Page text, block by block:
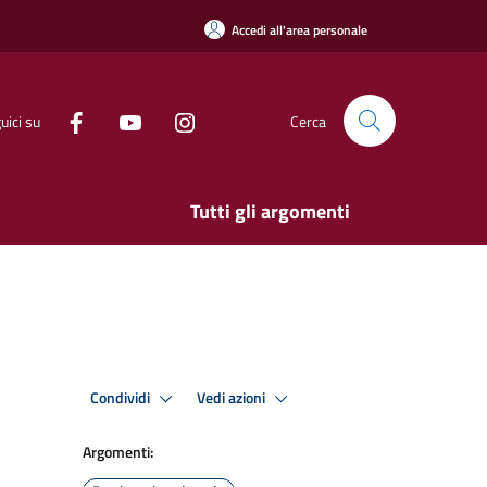
Accedi all'area personale
su Cerca
Tutti gli argomenti
Condividi Vedi azioni
Argomenti: